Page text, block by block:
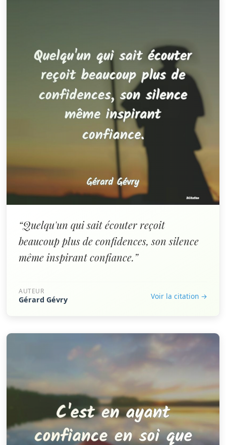
“Quelqu'un qui sait écouter reçoit
beaucoup plus de confidences, son silence
même inspirant confiance.”
AUTEUR
Gérard Gévry Voir la citation →